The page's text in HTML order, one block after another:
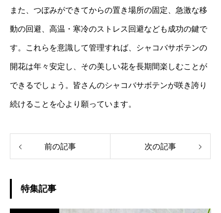
また、つぼみができてからの置き場所の固定、急激な移
動の回避、高温・寒冷のストレス回避なども成功の鍵で
す。これらを意識して管理すれば、シャコバサボテンの
開花は年々安定し、その美しい花を長期間楽しむことが
できるでしょう。皆さんのシャコバサボテンが咲き誇り
続けることを心より願っています。
前の記事 次の記事
特集記事